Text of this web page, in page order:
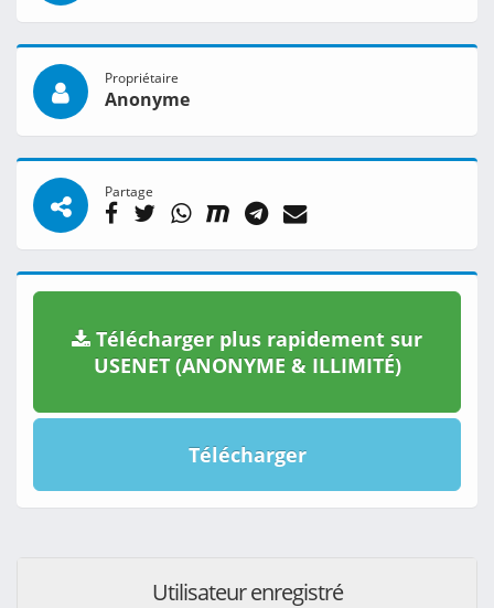
Propriétaire
Anonyme
Partage
Télécharger plus rapidement sur
USENET (ANONYME & ILLIMITÉ)
Télécharger
Utilisateur enregistré